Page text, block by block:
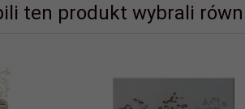
ten produkt wybrali